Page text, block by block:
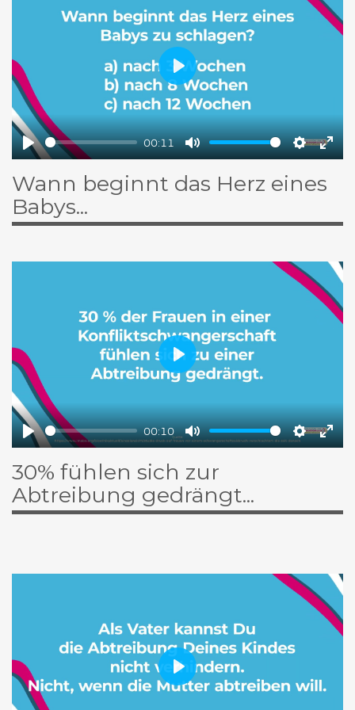
Play
00:11
Ton
ausschalten
Play
Wann beginnt das Herz eines
Babys...
Play
00:10
Ton
ausschalten
Play
30% fühlen sich zur
Abtreibung gedrängt...
Play